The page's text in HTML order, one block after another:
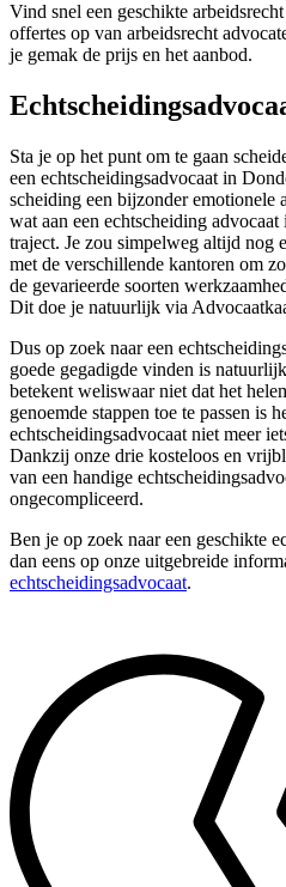
Vind snel een geschikte
offertes op van arbeidsrecht
je gemak de prijs en het aanbod.
Sta je op het punt om te gaan
een echtscheidingsadvocaat in
scheiding een bijzonder emotionele
wat aan een echtscheiding
traject. Je zou simpelweg altijd nog
met de verschillende kantoren om
de gevarieerde soorten
Dit doe je natuurlijk via
Dus op zoek naar een
goede gegadigde vinden is
betekent weliswaar niet dat het
genoemde stappen toe te passen is
echtscheidingsadvocaat niet meer
Dankzij onze drie kosteloos en
van een handige
ongecompliceerd.
Ben je op zoek naar een geschikte
dan eens op onze uitgebreide
echtscheidingsadvocaat.